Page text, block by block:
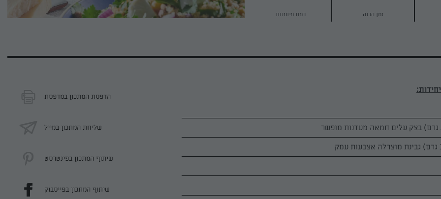
זמן הכנה רמת מיומנות
הדפסת המתכון במדפסת
שליחת המתכון במייל
שיתוף המתכון בפינטרסט
שיתוף המתכון בפייסבוק